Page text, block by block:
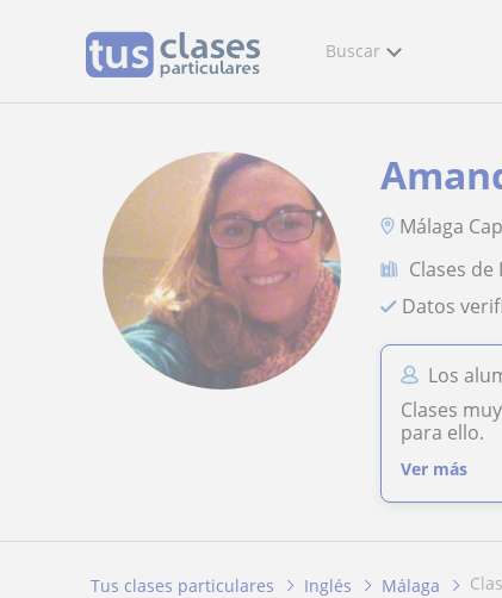
Buscar
Málaga
Clases de
Datos
Los
Clases
para ello.
Ver más
Tus clases particulares Inglés Málaga